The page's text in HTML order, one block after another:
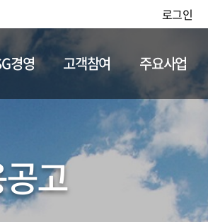
로그인
채용정보
경영 고객참여 주요사업
고